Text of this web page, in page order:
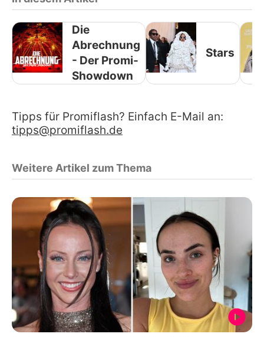
Die
Abrechnung
- Der Promi-
Showdown
Stars
Tipps für Promiflash? Einfach E-Mail an:
tipps@promiflash.de
Weitere Artikel zum Thema